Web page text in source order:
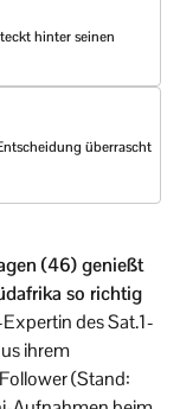
hinter seinen
überrascht
(46) genießt
so richtig
des Sat.1-
ihrem
(Stand: